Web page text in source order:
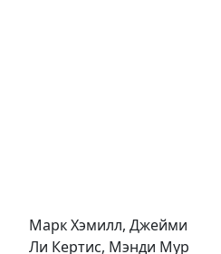
Марк Хэмилл, Джейми
Ли Кертис, Мэнди Мур